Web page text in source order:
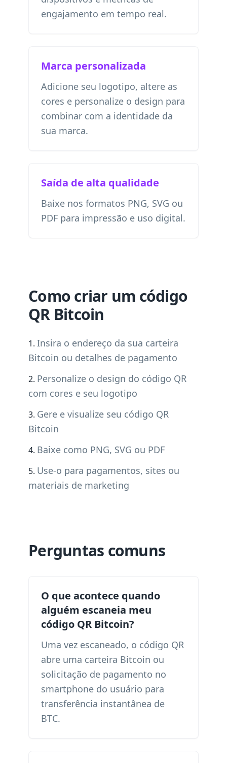
engajamento em tempo real.
Marca personalizada
Adicione seu logotipo, altere as
cores e personalize o design para
combinar com a identidade da
sua marca.
Saída de alta qualidade
Baixe nos formatos PNG, SVG ou
PDF para impressão e uso digital.
Como criar um código
QR Bitcoin
Insira o endereço da sua carteira
Bitcoin ou detalhes de pagamento
Personalize o design do código QR
com cores e seu logotipo
Gere e visualize seu código QR
Bitcoin
Baixe como PNG, SVG ou PDF
Use-o para pagamentos, sites ou
materiais de marketing
Perguntas comuns
O que acontece quando
alguém escaneia meu
código QR Bitcoin?
Uma vez escaneado, o código QR
abre uma carteira Bitcoin ou
solicitação de pagamento no
smartphone do usuário para
transferência instantânea de
BTC.